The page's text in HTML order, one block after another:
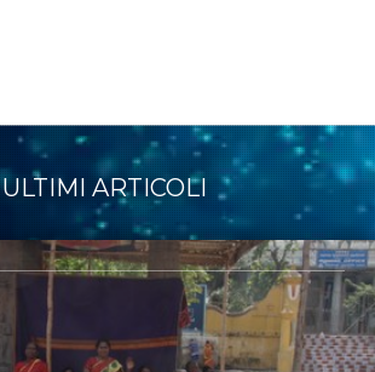
ULTIMI ARTICOLI